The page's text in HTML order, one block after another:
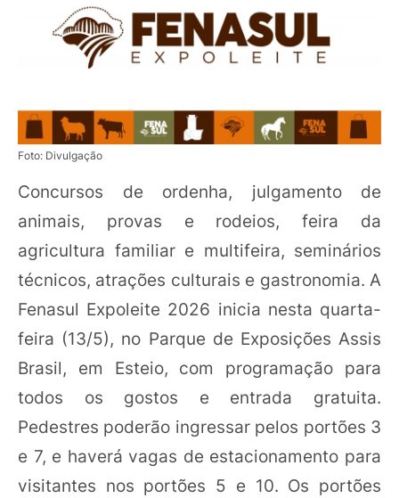
Foto: Divulgação
Concursos de ordenha, julgamento de
animais, provas e rodeios, feira da
agricultura familiar e multifeira, seminários
técnicos, atrações culturais e gastronomia. A
Fenasul Expoleite 2026 inicia nesta quarta-
feira (13/5), no Parque de Exposições Assis
Brasil, em Esteio, com programação para
todos os gostos e entrada gratuita.
Pedestres poderão ingressar pelos portões 3
e 7, e haverá vagas de estacionamento para
visitantes nos portões 5 e 10. Os portões